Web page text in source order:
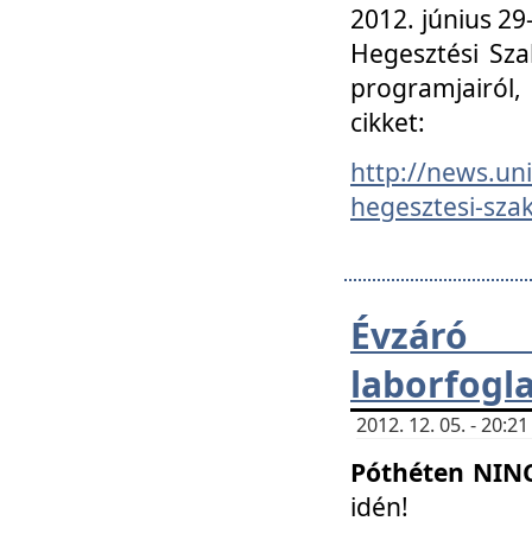
2012. június
Hegesztési
cikket:
http://
hegesztesi-
2012. 12. 05. -
Póthéten
idén!